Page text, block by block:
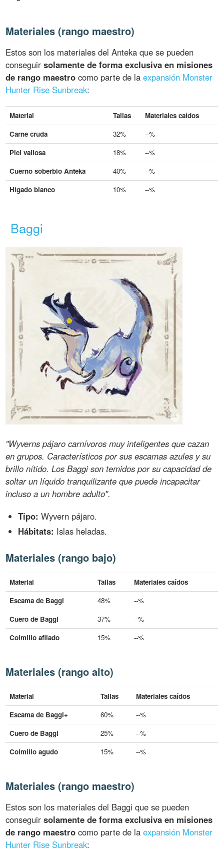
Materiales (rango maestro)
Estos son los materiales del Anteka que se pueden
conseguirsolamente de forma exclusiva en misiones
de rango maestro como parte de laexpansión Monster
Hunter Rise Sunbreak:
Material Tallas
Materiales caídos
Carne cruda
32%
--%
Piel valiosa
18%
--%
Cuerno soberbio Anteka
40%
--%
Hígado blanco
10% --%
Baggi
"Wyverns pájaro carnívoros muy inteligentes que cazan
en grupos. Característicos por sus escamas azules y su
brillo nítido. Los Baggi son temidos por su capacidad de
soltar un líquido tranquilizante que puede incapacitar
incluso a un hombre adulto".
Tipo: Wyvern pájaro.
Hábitats: Islas heladas.
Materiales (rango bajo)
Material Tallas
Materiales caídos
Escama de Baggi
48%
--%
Cuero de Baggi
37%
--%
Colmillo afilado
15% --%
Materiales (rango alto)
Material Tallas
Materiales caídos
Escama de Baggi+
60%
--%
Cuero de Baggi
25%
--%
Colmillo agudo
15% --%
Materiales (rango maestro)
Estos son los materiales del Baggi que se pueden
conseguirsolamente de forma exclusiva en misiones
de rango maestro como parte de laexpansión Monster
Hunter Rise Sunbreak: